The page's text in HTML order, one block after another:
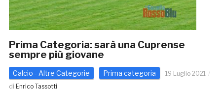
Prima Categoria: sarà una Cuprense
sempre più giovane
Calcio - Altre Categorie Prima categoria
19 Luglio 2021
di Enrico Tassotti